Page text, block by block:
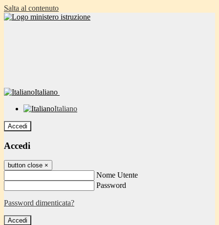
Salta al contenuto
Italiano
Italiano
Accedi
Accedi
button close ×
Nome Utente
Password
Password dimenticata?